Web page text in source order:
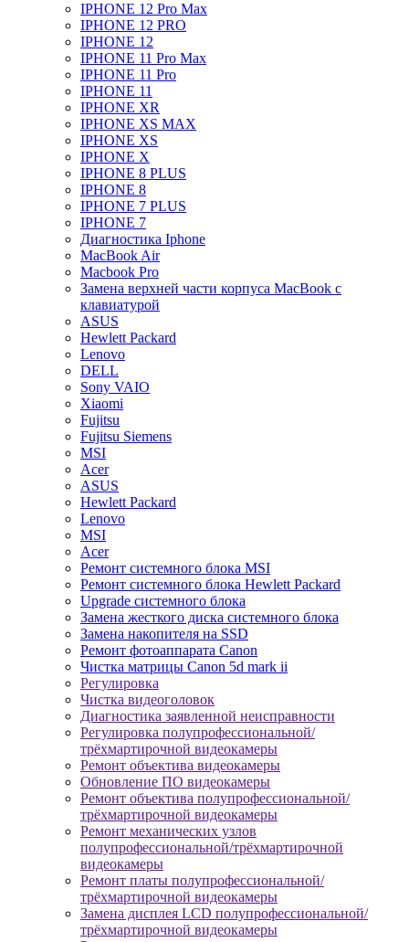
IPHONE 12 Pro Max
IPHONE 12 PRO
IPHONE 12
IPHONE 11 Pro Max
IPHONE 11 Pro
IPHONE 11
IPHONE XR
IPHONE XS MAX
IPHONE XS
IPHONE X
IPHONE 8 PLUS
IPHONE 8
IPHONE 7 PLUS
IPHONE 7
Диагностика Iphone
MacBook Air
Macbook Pro
Замена верхней части корпуса MacBook с
клавиатурой
ASUS
Hewlett Packard
Lenovo
DELL
Sony VAIO
Xiaomi
Fujitsu
Fujitsu Siemens
MSI
Acer
ASUS
Hewlett Packard
Lenovo
MSI
Acer
Ремонт системного блока MSI
Ремонт системного блока Hewlett Packard
Upgrade системного блока
Замена жесткого диска системного блока
Замена накопителя на SSD
Ремонт фотоаппарата Canon
Чистка матрицы Canon 5d mark ii
Регулировка
Чистка видеоголовок
Диагностика заявленной неисправности
Регулировка полупрофессиональной/
трёхмартирочной видеокамеры
Ремонт объектива видеокамеры
Обновление ПО видеокамеры
Ремонт объектива полупрофессиональной/
трёхмартирочной видеокамеры
Ремонт механических узлов
полупрофессиональной/трёхмартирочной
видеокамеры
Ремонт платы полупрофессиональной/
трёхмартирочной видеокамеры
Замена дисплея LCD полупрофессиональной/
трёхмартирочной видеокамеры